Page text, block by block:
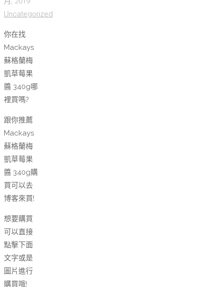
Uncategorized
你在找
Mackays
蘇格蘭梅
凱草莓果
醬 340g哪
裡買嗎?
跟你推薦
Mackays
蘇格蘭梅
凱草莓果
醬 340g購
買可以去
博客來買!
想要購買
可以直接
點擊下面
文字或是
圖片進行
購買哦!